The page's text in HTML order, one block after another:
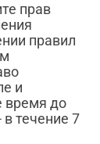
прав
правил
и
время до
течение 7